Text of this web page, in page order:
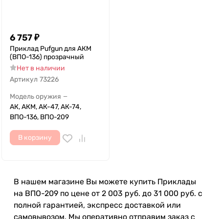
6 757₽
Приклад Pufgun для АКМ
(ВПО-136) прозрачный
Нет в наличии
Артикул 73226
Модель оружия —
АК, АКМ, АК-47, АК-74,
ВПО-136, ВПО-209
В корзину
В нашем магазине Вы можете купить Приклады
на ВПО-209 по цене от 2 003 руб. до 31 000 руб. с
полной гарантией, экспресс доставкой или
самовывозом. Мы оперативно отправим заказ с